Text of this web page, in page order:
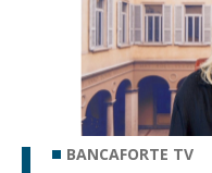
BANCAFORTE TV